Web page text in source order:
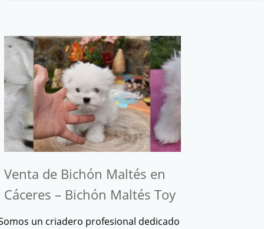
Venta de Bichón Maltés en
Cáceres – Bichón Maltés Toy
un criadero profesional dedicado